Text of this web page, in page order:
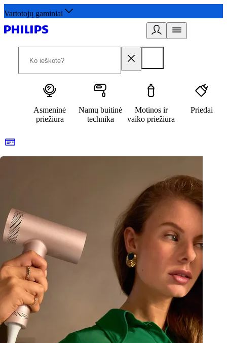
Vartotojų gaminiai
Asmeninė
priežiūra
Namų buitinė
technika
Motinos ir
vaiko priežiūra
Priedai